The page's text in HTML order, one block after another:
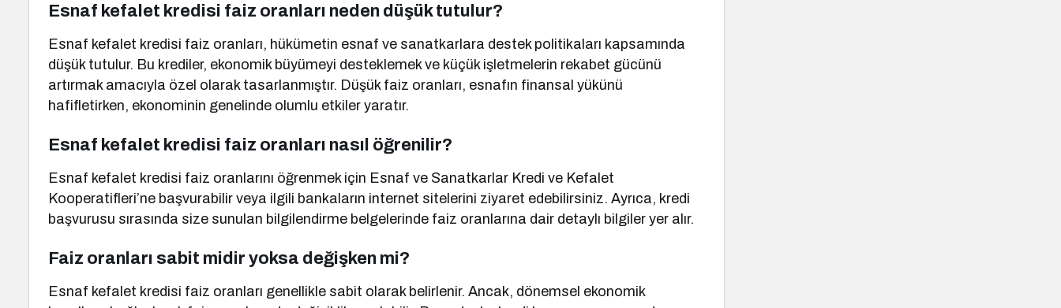
Esnaf kefalet kredisi faiz oranları neden düşük tutulur?
Esnaf kefalet kredisi faiz oranları, hükümetin esnaf ve sanatkarlara destek politikaları kapsamında
düşük tutulur. Bu krediler, ekonomik büyümeyi desteklemek ve küçük işletmelerin rekabet gücünü
artırmak amacıyla özel olarak tasarlanmıştır. Düşük faiz oranları, esnafın finansal yükünü
hafifletirken, ekonominin genelinde olumlu etkiler yaratır.
Esnaf kefalet kredisi faiz oranları nasıl öğrenilir?
Esnaf kefalet kredisi faiz oranlarını öğrenmek için Esnaf ve Sanatkarlar Kredi ve Kefalet
Kooperatifleri’ne başvurabilir veya ilgili bankaların internet sitelerini ziyaret edebilirsiniz. Ayrıca, kredi
başvurusu sırasında size sunulan bilgilendirme belgelerinde faiz oranlarına dair detaylı bilgiler yer alır.
Faiz oranları sabit midir yoksa değişken mi?
Esnaf kefalet kredisi faiz oranları genellikle sabit olarak belirlenir. Ancak, dönemsel ekonomik